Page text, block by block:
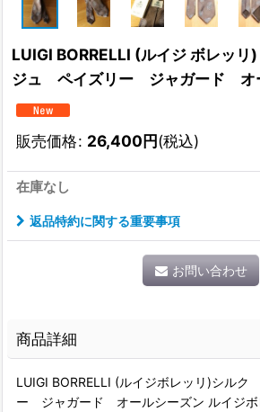
LUIGI BORRELLI (ルイジ ボレ
ジュ ペイズリー ジャガード オ
販売価格: 26,400円(税込)
在庫なし
返品特約に関する重要事項
お問い合わせ
商品詳細
LUIGI BORRELLI (ルイジボレッリ)シル
ー ジャガード オールシーズン ルイジボ